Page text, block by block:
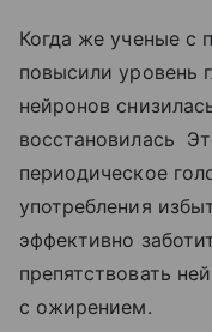
Когда же ученые с
повысили уровень
нейронов
восстановилась
периодическое
употребления
эффективно
препятствовать
с ожирением.